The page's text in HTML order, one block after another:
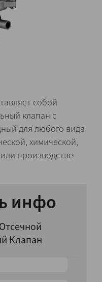
собой
клапан с
для любого вида
химической,
производстве
инфо
Клапан